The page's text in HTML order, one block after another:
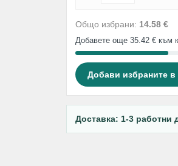
Общо избрани: 14.58 €
Добавете още 35.42 € към
Добави избраните в
Доставка: 1-3 работни